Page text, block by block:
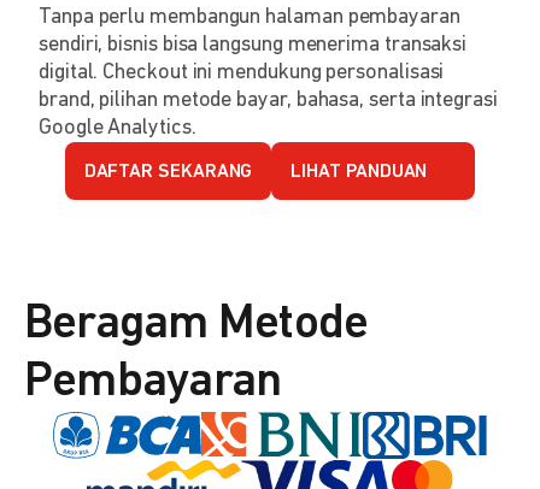
Tanpa perlu membangun halaman pembayaran
sendiri, bisnis bisa langsung menerima transaksi
digital. Checkout ini mendukung personalisasi
brand, pilihan metode bayar, bahasa, serta integrasi
Google Analytics.
DAFTAR SEKARANG LIHAT PANDUAN
Beragam Metode
Pembayaran